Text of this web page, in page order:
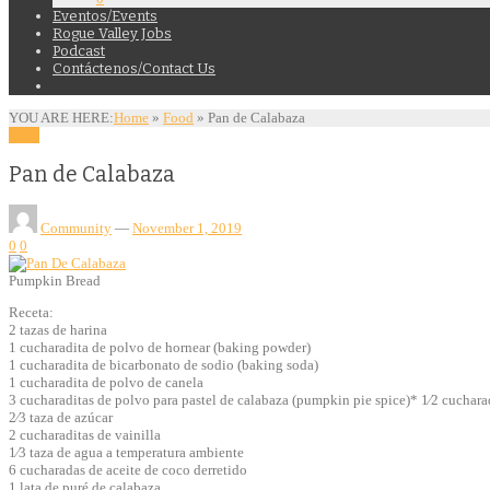
Eventos/Events
Rogue Valley Jobs
Podcast
Contáctenos/Contact Us
YOU ARE HERE:Home » Food » Pan de Calabaza
Pan de Calabaza
Community — November 1, 2019
0 0
Pumpkin Bread
Receta:
2 tazas de harina
1 cucharadita de polvo de hornear (baking powder)
1 cucharadita de bicarbonato de sodio (baking soda)
1 cucharadita de polvo de canela
3 cucharaditas de polvo para pastel de calabaza (pumpkin pie spice)* 1⁄2
2⁄3 taza de azúcar
2 cucharaditas de vainilla
1⁄3 taza de agua a temperatura ambiente
6 cucharadas de aceite de coco derretido